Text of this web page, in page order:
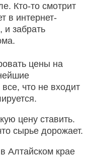
Кто-то смотрит
в интернет-
и забрать
цены на
что не входит
цену ставить.
сырье дорожает.
Алтайском крае